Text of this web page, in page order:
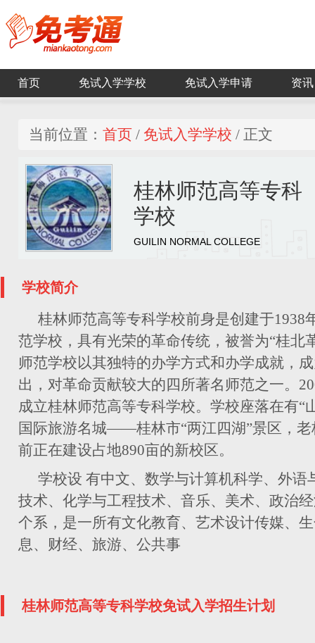
首页 免试入学学校 免试入学申请 资讯
当前位置： 首页 / 免试入学学校 / 正文
桂林师范高等专科
学校
GUILIN NORMAL COLLEGE
学校简介
桂林师范高等专科学校前身是创建于1938
范学校，具有光荣的革命传统，被誉为“桂北
师范学校以其独特的办学方式和办学成就，
出，对革命贡献较大的四所著名师范之一。
成立桂林师范高等专科学校。学校座落在有“
国际旅游名城——桂林市“两江四湖”景区，老
前正在建设占地890亩的新校区。
学校设 有中文、数学与计算机科学、外语
技术、化学与工程技术、音乐、美术、政治
个系，是一所有文化教育、艺术设计传媒、
息、财经、旅游、公共事
桂林师范高等专科学校免试入学招生计划